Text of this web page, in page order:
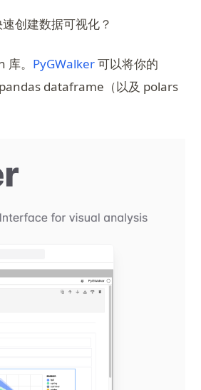
创建数据可视化？
。 PyGWalker(opens in a new tab)
可以将你的
dataframe（以及 polars